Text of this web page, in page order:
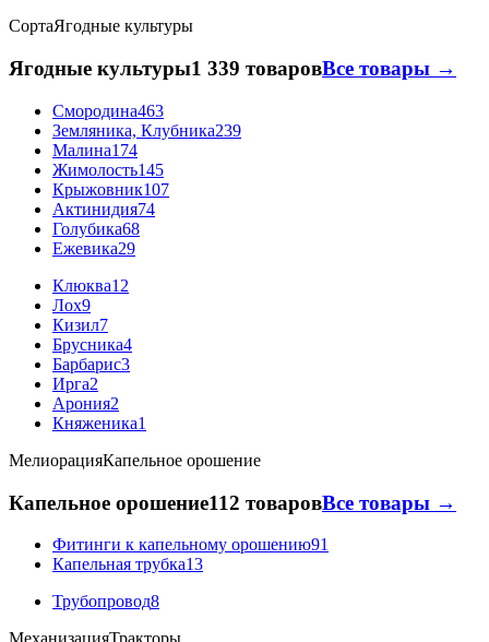
СортаЯгодные культуры
Ягодные культуры1 339 товаровВсе товары →
Смородина463
Земляника, Клубника239
Малина174
Жимолость145
Крыжовник107
Актинидия74
Голубика68
Ежевика29
Клюква12
Лох9
Кизил7
Брусника4
Барбарис3
Ирга2
Арония2
Княженика1
МелиорацияКапельное орошение
Капельное орошение112 товаровВсе товары →
Фитинги к капельному орошению91
Капельная трубка13
Трубопровод8